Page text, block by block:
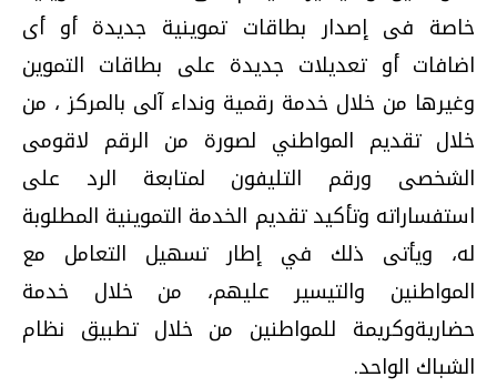
خاصة فى إصدار بطاقات تموينية جديدة أو أى
اضافات أو تعديلات جديدة على بطاقات التموين
وغيرها من خلال خدمة رقمية ونداء آلى بالمركز ، من
خلال تقديم المواطني لصورة من الرقم لاقومى
الشخصى ورقم التليفون لمتابعة الرد على
استفساراته وتأكيد تقديم الخدمة التموينية المطلوبة
له، ويأتى ذلك في إطار تسهيل التعامل مع
المواطنين والتيسير عليهم، من خلال خدمة
حضاريةوكريمة للمواطنين من خلال تطبيق نظام
الشباك الواحد.